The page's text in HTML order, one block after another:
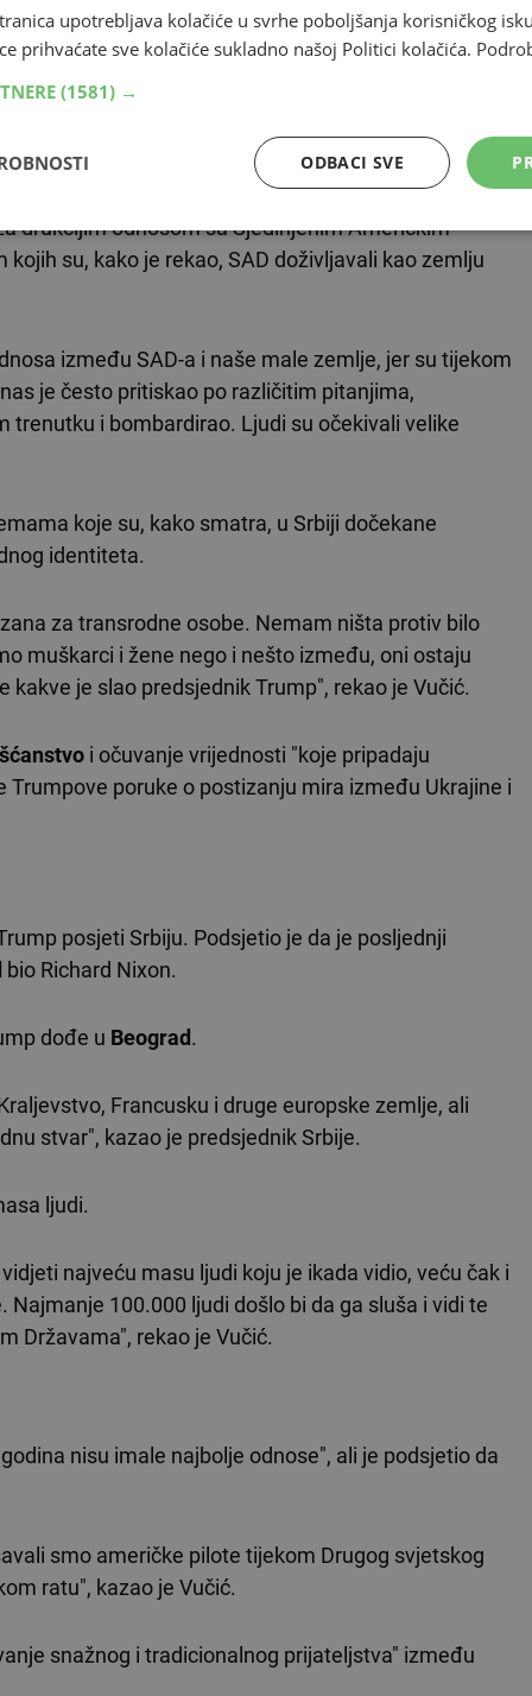
Trump cijenjen u Srbiji.
drukčijim odnosom sa Sjedinjenim Američkim
su, kako je rekao, SAD doživljavali kao zemlju
između SAD-a i naše male zemlje, jer su tijekom
je često pritiskao po različitim pitanjima,
trenutku i bombardirao. Ljudi su očekivali velike
koje su, kako smatra, u Srbiji dočekane
identiteta.
za transrodne osobe. Nemam ništa protiv bilo
muškarci i žene nego i nešto između, oni ostaju
je slao predsjednik Trump", rekao je Vučić.
i očuvanje vrijednosti "koje pripadaju
poruke o postizanju mira između Ukrajine i
posjeti Srbiju. Podsjetio je da je posljednji
bio Richard Nixon.
dođe u Beograd.
Francusku i druge europske zemlje, ali
stvar", kazao je predsjednik Srbije.
ljudi.
najveću masu ljudi koju je ikada vidio, veću čak i
100.000 ljudi došlo bi da ga sluša i vidi te
Državama", rekao je Vučić.
nisu imale najbolje odnose", ali je podsjetio da
smo američke pilote tijekom Drugog svjetskog
ratu", kazao je Vučić.
snažnog i tradicionalnog prijateljstva" između
upotrebljava kolačiće u svrhe poboljšanja korisničkog
prihvaćate sve kolačiće sukladno našoj Politici kolačića.
(1581) →
ODBACI SVE